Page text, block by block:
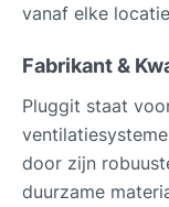
vanaf elke
Fabrikant &
Pluggit staat
door zijn
duurzame